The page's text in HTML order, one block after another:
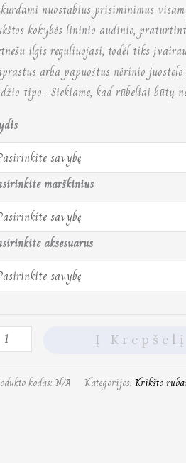
nuostabius prisiminimus
kokybės lininio audinio,
ilgis reguliuojasi, todėl tiks
arba papuoštus nėrinio
tipo. Siekiame, kad rūbeliai būtų
marškinius
aksesuarus
Į Krepšelį
kodas: N/A Kategorijos: Krikšto